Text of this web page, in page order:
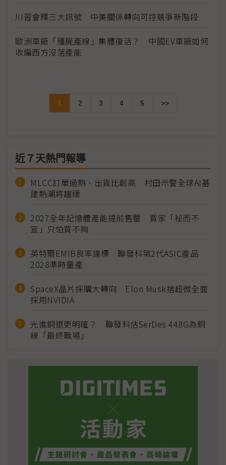
川習會釋三大訊號 中美關係轉向可控競爭新階段
歐洲車廠「殭屍產線」集體復活？ 中國EV車廠如何
收編西方沒落產能
1 2 3 4 5 >>
近７天熱門報導
MLCC訂單過熱、出貨比創高 村田示警全球AI基
建熱潮將趨緩
2027全年記憶體產能提前售罄 買家「祕而不
宣」只怕買不夠
英特爾EMIB良率達標 聯發科第2代ASIC產品
2028準時量產
SpaceX晶片採購大轉向 Elon Musk捨超微全面
採用NVIDIA
光進銅退更明確？ 聯發科估SerDes 448G為銅
線「最終戰場」